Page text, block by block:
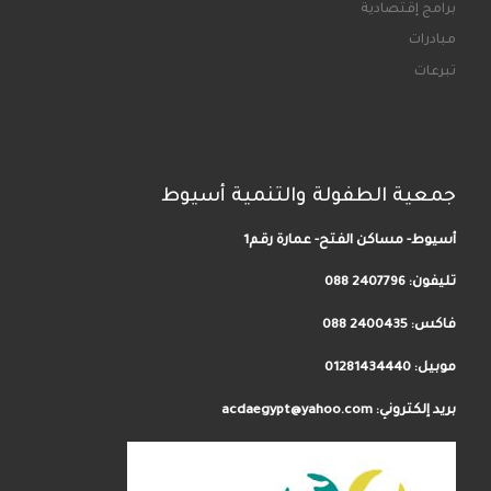
برامج إقتصادية
مبادرات
تبرعات
جمعية الطفولة والتنمية أسيوط
أسيوط- مساكن الفتح- عمارة رقم1
تليفون: 2407796 088
فاكس: 2400435 088
موبيل: 01281434440
بريد إلكتروني: acdaegypt@yahoo.com